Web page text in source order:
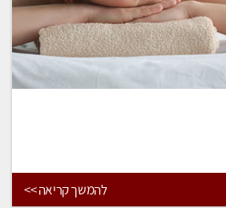
להמשך קריאה >>